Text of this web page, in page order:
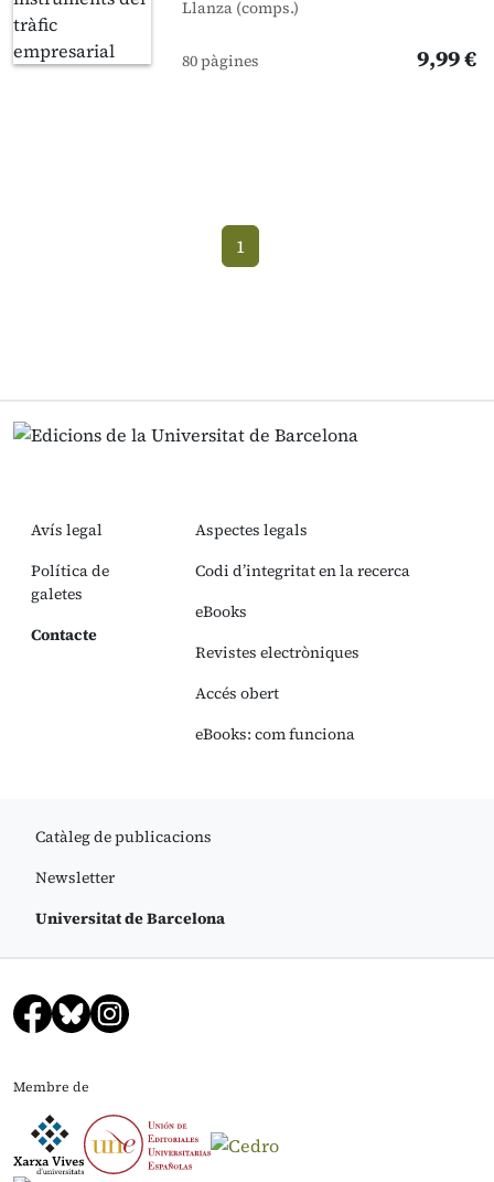
Llanza (comps.)
80 pàgines 9,99 €
1
Avís legal
Política de
galetes
Contacte
Aspectes legals
Codi d’integritat en la recerca
eBooks
Revistes electròniques
Accés obert
eBooks: com funciona
Catàleg de publicacions
Newsletter
Universitat de Barcelona
Membre de